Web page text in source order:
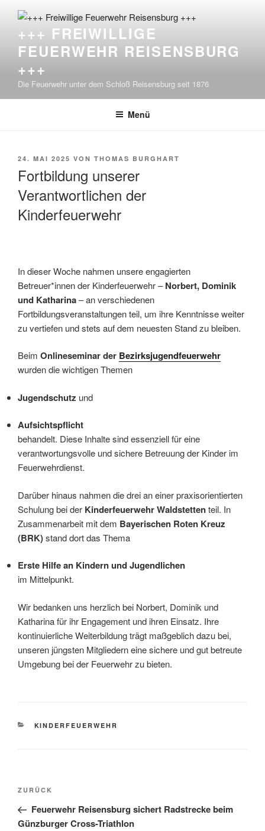
Inhalt
springen+++ FREIWILLIGE
FEUERWEHR REISENSBURG
+++
Die Feuerwehr unter dem Schloß Reisensburg seit 1876
Menü
VERÖFFENTLICHT
24. MAI 2025 VON THOMAS BURGHART
Fortbildung unserer
Verantwortlichen der
Kinderfeuerwehr
In dieser Woche nahmen unsere engagierten
Betreuer*innen der Kinderfeuerwehr –Norbert, Dominik
und Katharina– an verschiedenen
Fortbildungsveranstaltungen teil, um ihre Kenntnisse weiter
zu vertiefen und stets auf dem neuesten Stand zu bleiben.
Beim Onlineseminar der Bezirksjugendfeuerwehr
wurden die wichtigen Themen
Jugendschutz und
Aufsichtspflicht
behandelt. Diese Inhalte sind essenziell für eine
verantwortungsvolle und sichere Betreuung der Kinder im
Feuerwehrdienst.
Darüber hinaus nahmen die drei an einer praxisorientierten
Schulung bei der Kinderfeuerwehr Waldstettenteil. In
Zusammenarbeit mit dem Bayerischen Roten Kreuz
(BRK)stand dort das Thema
Erste Hilfe an Kindern und Jugendlichen
im Mittelpunkt.
Wir bedanken uns herzlich bei Norbert, Dominik und
Katharina für ihr Engagement und ihren Einsatz. Ihre
kontinuierliche Weiterbildung trägt maßgeblich dazu bei,
unseren jüngsten Mitgliedern eine sichere und gut betreute
Umgebung bei der Feuerwehr zu bieten.
KATEGORIEN
KINDERFEUERWEHR
Beitragsnavigation
Vorheriger
Beitrag
ZURÜCK
Feuerwehr Reisensburg sichert Radstrecke beim
Günzburger Cross-Triathlon